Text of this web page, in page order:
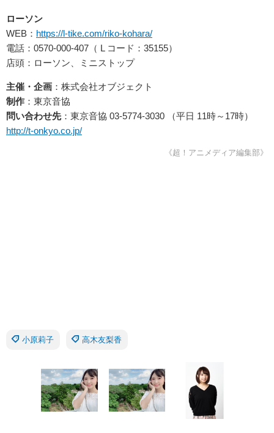
ローソン
WEB： https://l-tike.com/riko-kohara/
電話：0570-000-407（ L コード：35155）
店頭：ローソン、ミニストップ
主催・企画 ：株式会社オブジェクト
制作 ：東京音協
問い合わせ先：東京音協 03-5774-3030 （平日 11時～17時）
http://t-onkyo.co.jp/
《超！アニメディア編集部》
小原莉子 高木友梨香